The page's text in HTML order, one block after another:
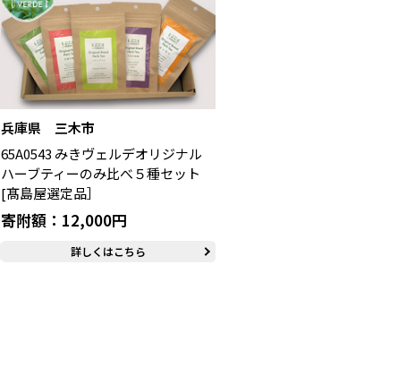
兵庫県 三木市
65A0543 みきヴェルデオリジナル
ハーブティーのみ比べ５種セット
[髙島屋選定品］
寄附額：12,000円
詳しくはこちら